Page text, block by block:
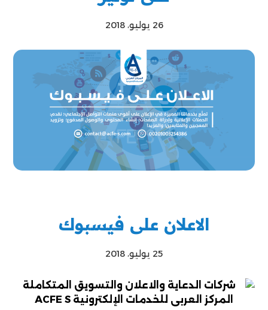
26 يوليو، 2018
الاعلان على فيسبوك
25 يوليو، 2018